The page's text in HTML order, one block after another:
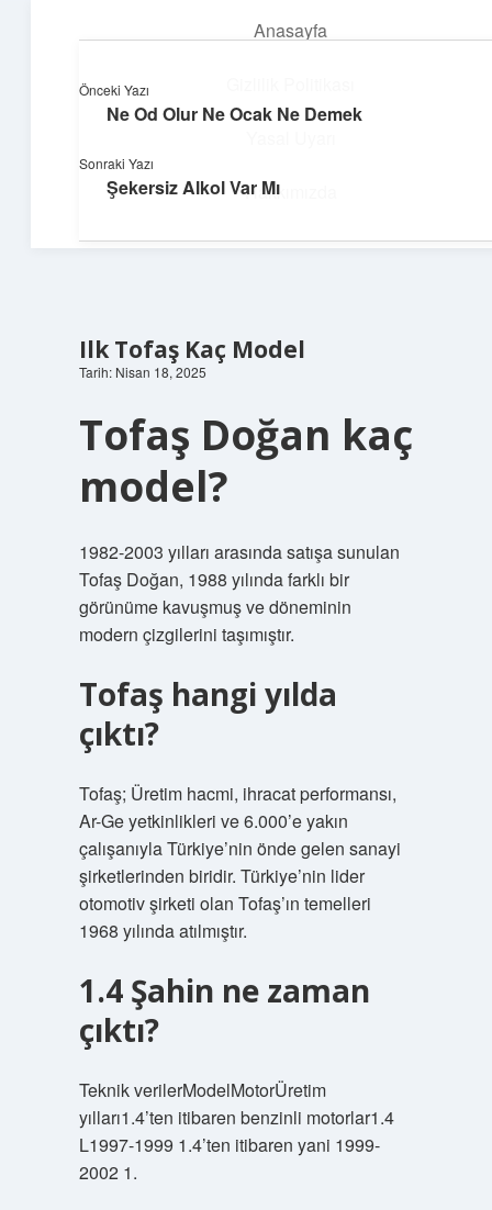
Anasayfa
Hakkımızda
Hızlı hikayelerle gününü şenlendir!
Ilk Tofaş Kaç Model
Tarih: Nisan 18, 2025
Tofaş Doğan kaç
model?
1982-2003 yılları arasında satışa sunulan
Tofaş Doğan, 1988 yılında farklı bir
görünüme kavuşmuş ve döneminin
modern çizgilerini taşımıştır.
Tofaş hangi yılda
çıktı?
Tofaş; Üretim hacmi, ihracat performansı,
Ar-Ge yetkinlikleri ve 6.000’e yakın
çalışanıyla Türkiye’nin önde gelen sanayi
şirketlerinden biridir. Türkiye’nin lider
otomotiv şirketi olan Tofaş’ın temelleri
1968 yılında atılmıştır.
1.4 Şahin ne zaman
çıktı?
Teknik verilerModelMotorÜretim
yılları1.4’ten itibaren benzinli motorlar1.4
L1997-1999 1.4’ten itibaren yani 1999-
2002 1.
Önceki Yazı
Ne Od Olur Ne Ocak Ne Demek
Sonraki Yazı
Şekersiz Alkol Var Mı